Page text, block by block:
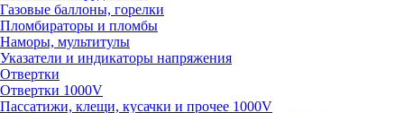
Газовые баллоны, горелки
Пломбираторы и пломбы
Наморы, мультитулы
Указатели и индикаторы напряжения
Отвертки
Отвертки 1000V
Пассатижи, клещи, кусачки и прочее 1000V